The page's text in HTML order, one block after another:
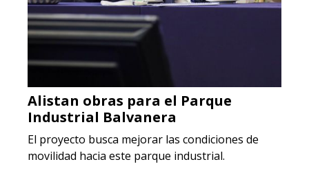
Alistan obras para el Parque
Industrial Balvanera
El proyecto busca mejorar las condiciones de
movilidad hacia este parque industrial.